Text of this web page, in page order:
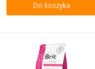
Do koszyka